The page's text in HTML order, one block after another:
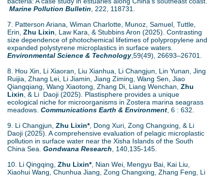
Marine Pollution Bulletin , 222, 118731.
7. Patterson Ariana, Wiman Charlotte, Munoz, Samuel, Tuttle,
Erin, Zhu Lixin , Law Kara, & Stubbins Aron (2025). Contrasting
size dependence of photochemical lifetimes of polypropylene and
expanded polystyrene microplastics in surface waters.
Environmental Science & Technology,59(49), 26693–26701.
8. Hou Xin, Li Xiaoran, Liu Xianhua, Li Changjun, Lin Yunan, Jing
Ruijia, Zhang Lei, Li Jiamin, Jiang Ziming, Wang Sen, Jiao
Qiangqiang, Wang Xiaotong, Zhang Di, Liang Wenchan, Zhu
Lixin , & Li Daoji (2025). Plastisphere provides a unique
ecological niche for microorganisms in Zostera marina seagrass
meadows. Communications Earth & Environment , 6 : 632.
9. Li Changjun, Zhu Lixin*, Dong Xuri, Zong Changxing, & Li
Daoji (2025). A comprehensive evaluation of pelagic microplastic
pollution in surface water near the Xisha Islands of the South
China Sea. Gondwana Research , 140,135-145.
10. Li Qingqing, Zhu Lixin*, Nian Wei, Mengyu Bai, Kai Liu,
Xiaohui Wang, Chunhua Jiang, Zong Changxing, Zhang Feng, Li